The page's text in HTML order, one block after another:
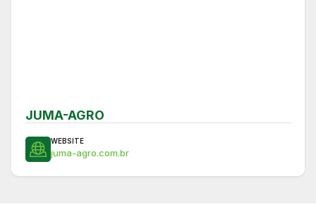
JUMA-AGRO
WEBSITE
juma-agro.com.br